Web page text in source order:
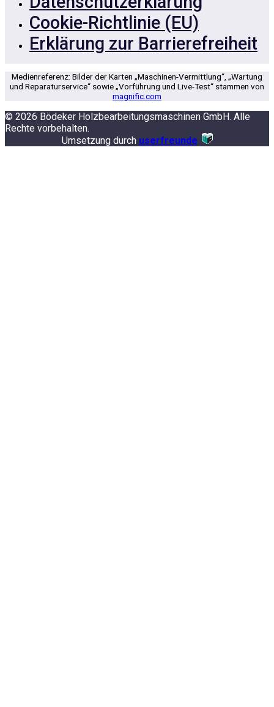
Cookie-Richtlinie (EU)
Erklärung zur Barrierefreiheit
Medienreferenz: Bilder der Karten „Maschinen-Vermittlung“, „Wartung
und Reparaturservice“ sowie „Vorführung und Live-Test“ stammen von
magnific.com
© 2026 Bödeker Holzbearbeitungsmaschinen GmbH. Alle
Rechte vorbehalten.
Umsetzung durch userfreunde